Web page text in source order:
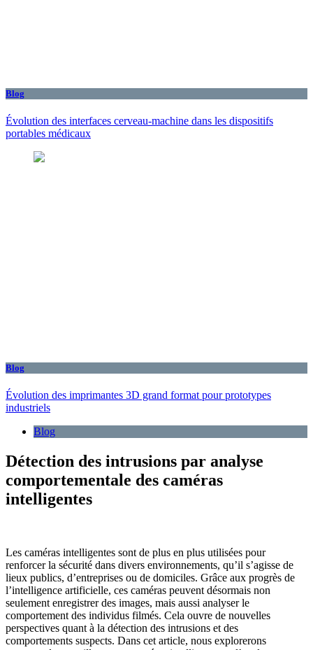
Blog
Évolution des interfaces cerveau-machine dans les dispositifs
portables médicaux
Blog
Évolution des imprimantes 3D grand format pour prototypes
industriels
Blog
Détection des intrusions par analyse
comportementale des caméras
intelligentes
Les caméras intelligentes sont de plus en plus utilisées pour
renforcer la sécurité dans divers environnements, qu’il s’agisse de
lieux publics, d’entreprises ou de domiciles. Grâce aux progrès de
l’intelligence artificielle, ces caméras peuvent désormais non
seulement enregistrer des images, mais aussi analyser le
comportement des individus filmés. Cela ouvre de nouvelles
perspectives quant à la détection des intrusions et des
comportements suspects. Dans cet article, nous explorerons